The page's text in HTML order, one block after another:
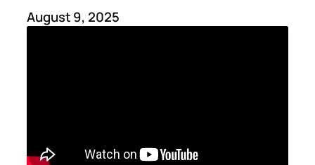
August 9, 2025